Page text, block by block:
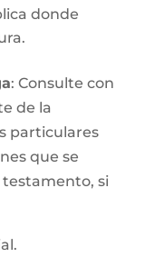
donde
: Consulte con
de la
particulares
que se
si